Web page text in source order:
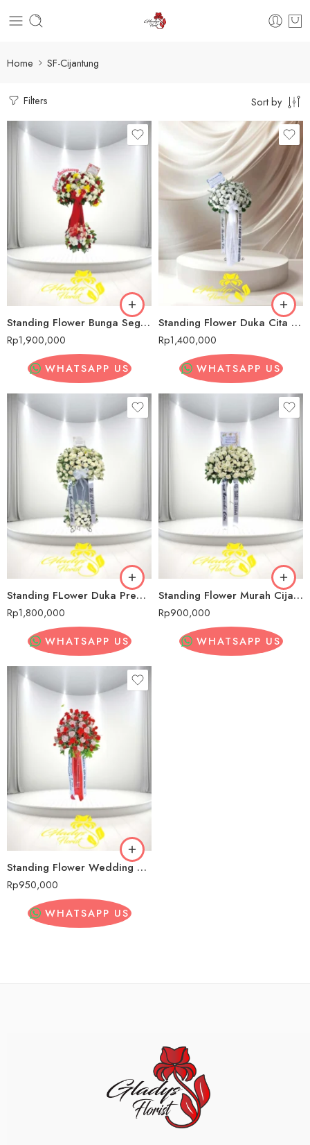
Home SF-Cijantung
Filters Sort by
Standing Flower Bunga Segar Pernikahan Cijantung
Rp1,900,000
WHATSAPP US
Standing Flower Duka Cita Cijantung
Rp1,400,000
WHATSAPP US
Standing FLower Duka Premium Cijantung
Rp1,800,000
WHATSAPP US
Standing Flower Murah Cijantung
Rp900,000
WHATSAPP US
Standing Flower Wedding Murah Cijantung
Rp950,000
WHATSAPP US